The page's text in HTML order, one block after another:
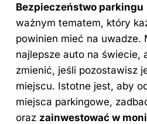
c
e
b
o
o
k
er
e
st
k
e
dI
n
d
di
t
Bezpieczeństwo parkingu
ważnym tematem, który
powinien mieć na uwadze.
najlepsze auto na świecie,
zmienić, jeśli pozostawisz
miejscu. Istotne jest, aby
miejsca parkingowe,
oraz zainwestować w